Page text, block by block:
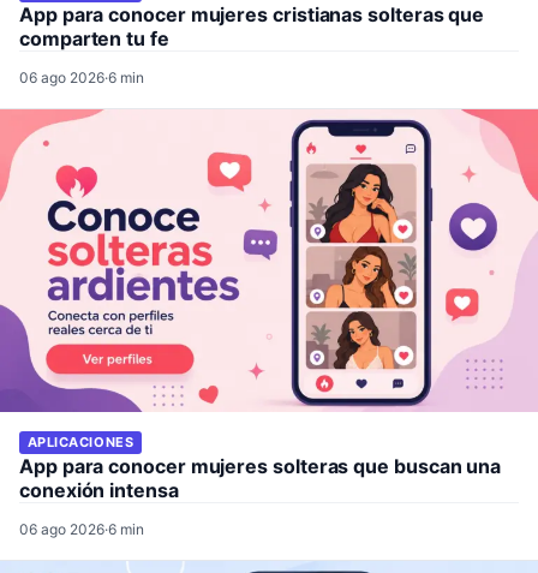
App para conocer mujeres cristianas solteras que
comparten tu fe
06 ago 2026·6 min
APLICACIONES
App para conocer mujeres solteras que buscan una
conexión intensa
06 ago 2026·6 min